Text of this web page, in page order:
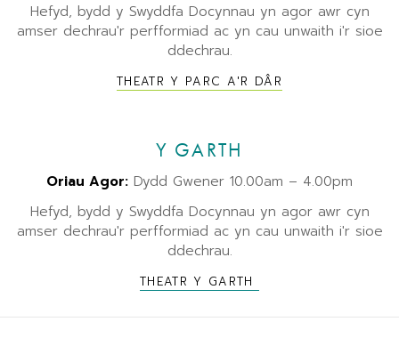
Hefyd, bydd y Swyddfa Docynnau yn agor awr cyn
amser dechrau'r perfformiad ac yn cau unwaith i'r sioe
ddechrau.
THEATR Y PARC A'R DÂR
Y GARTH
Oriau Agor: Dydd Gwener 10.00am – 4.00pm
Hefyd, bydd y Swyddfa Docynnau yn agor awr cyn
amser dechrau'r perfformiad ac yn cau unwaith i'r sioe
ddechrau.
THEATR Y GARTH